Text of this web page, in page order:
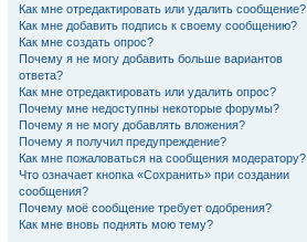
Как мне отредактировать или удалить сообщение?
Как мне добавить подпись к своему сообщению?
Как мне создать опрос?
Почему я не могу добавить больше вариантов
ответа?
Как мне отредактировать или удалить опрос?
Почему мне недоступны некоторые форумы?
Почему я не могу добавлять вложения?
Почему я получил предупреждение?
Как мне пожаловаться на сообщения модератору?
Что означает кнопка «Сохранить» при создании
сообщения?
Почему моё сообщение требует одобрения?
Как мне вновь поднять мою тему?